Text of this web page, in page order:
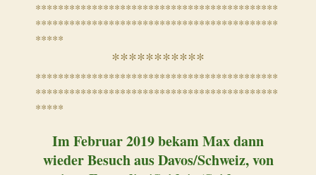
*******************************************
*******************************************
*****
***********
*******************************************
*******************************************
*****
Im Februar 2019 bekam Max dann
wieder Besuch aus Davos/Schweiz, von